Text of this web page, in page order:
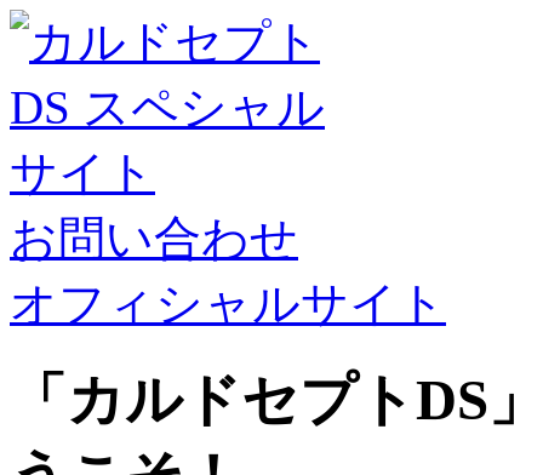
お問い合わせ
オフィシャルサイト
「カルドセプトDS